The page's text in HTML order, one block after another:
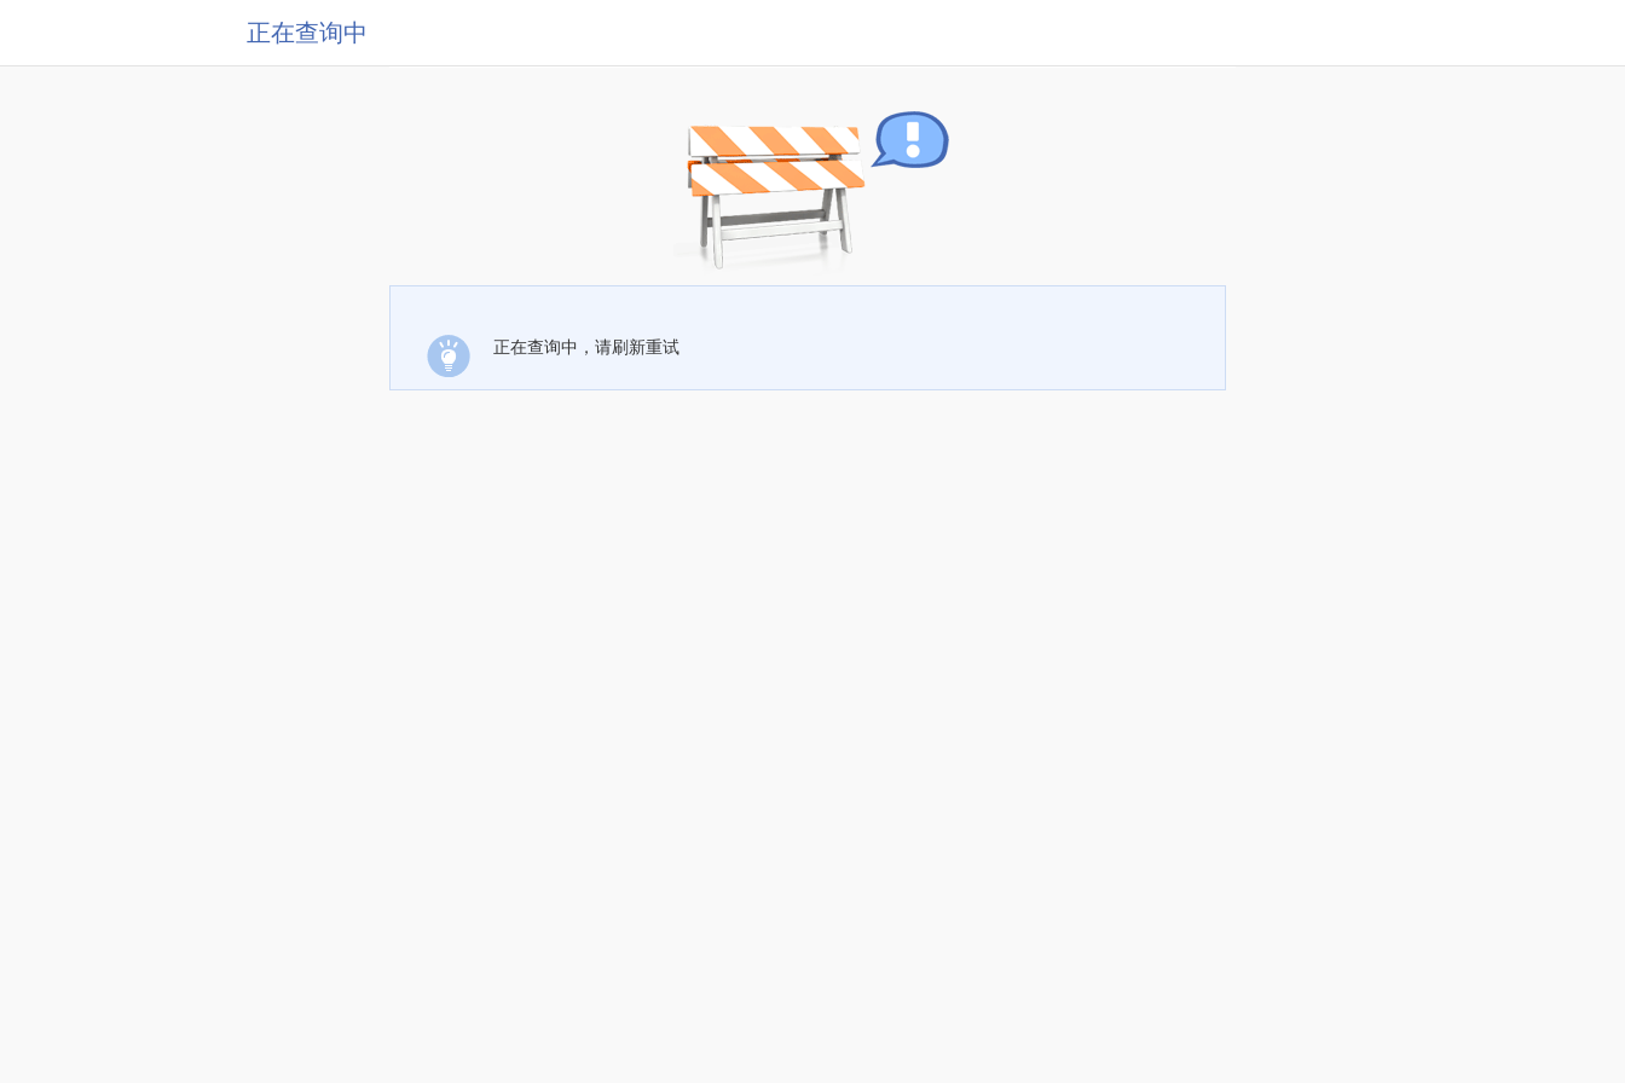
正在查询中
正在查询中，请刷新重试